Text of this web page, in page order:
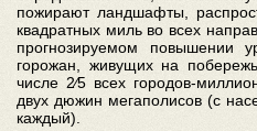
пожирают ландшафты,
квадратных миль во всех
прогнозируемом повышении
горожан, живущих на
числе 2⁄5 всех городов-
двух дюжин мегаполисов (с
каждый).